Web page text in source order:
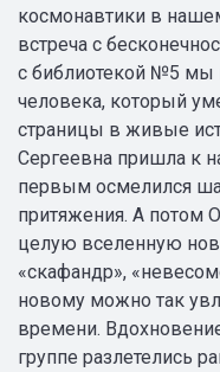
космонавтики в
встреча с
с библиотекой №5 мы
человека, который
страницы в живые
Сергеевна пришла к
первым осмелился
притяжения. А потом
целую вселенную
«скафандр»,
новому можно так
времени.
группе разлетелись